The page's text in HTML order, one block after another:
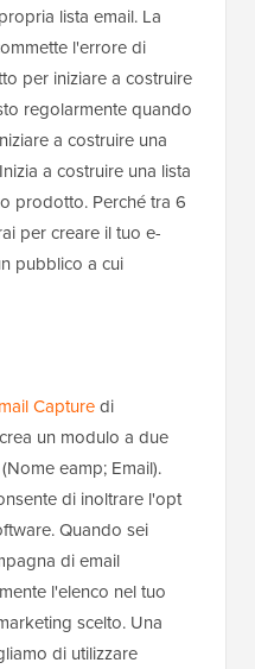
lista email. La
l'errore di
per iniziare a costruire
regolarmente quando
a costruire una
a costruire una lista
prodotto. Perché tra 6
per creare il tuo e-
pubblico a cui
Capturedi
un modulo a due
eamp; Email).
di inoltrare l'opt
Quando sei
di email
l'elenco nel tuo
scelto. Una
di utilizzare